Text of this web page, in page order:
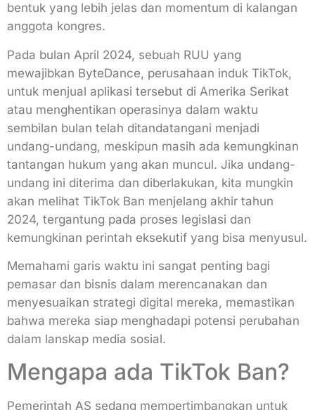
bentuk yang lebih jelas dan momentum di kalangan
anggota kongres.
Pada bulan April 2024, sebuah RUU yang
mewajibkan ByteDance, perusahaan induk TikTok,
untuk menjual aplikasi tersebut di Amerika Serikat
atau menghentikan operasinya dalam waktu
sembilan bulan telah ditandatangani menjadi
undang-undang, meskipun masih ada kemungkinan
tantangan hukum yang akan muncul. Jika undang-
undang ini diterima dan diberlakukan, kita mungkin
akan melihat TikTok Ban menjelang akhir tahun
2024, tergantung pada proses legislasi dan
kemungkinan perintah eksekutif yang bisa menyusul.
Memahami garis waktu ini sangat penting bagi
pemasar dan bisnis dalam merencanakan dan
menyesuaikan strategi digital mereka, memastikan
bahwa mereka siap menghadapi potensi perubahan
dalam lanskap media sosial.
Mengapa ada TikTok Ban?
Pemerintah AS sedang mempertimbangkan untuk